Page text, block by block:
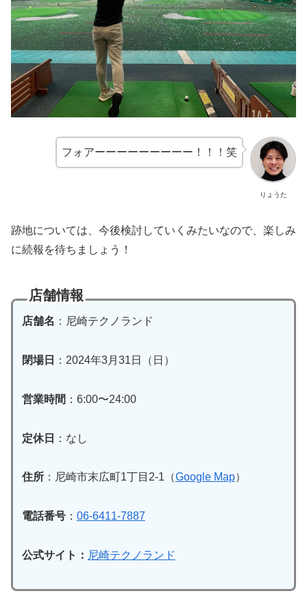
りょうた
フォアーーーーーーーーー！！！笑
跡地については、今後検討していくみたいなので、楽しみ
に続報を待ちましょう！
店舗情報
店舗名 ：尼崎テクノランド
閉場日 ：2024年3月31日（日）
営業時間 ：6:00〜24:00
定休日 ：なし
住所：尼崎市末広町1丁目2-1（Google Map）
電話番号： 06-6411-7887
公式サイト： 尼崎テクノランド